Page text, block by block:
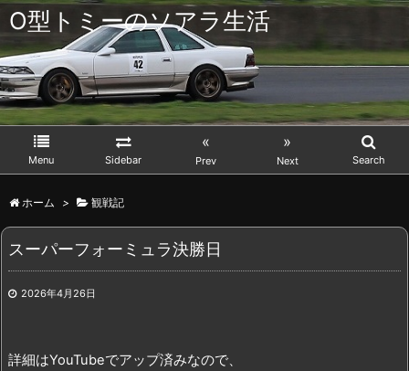
O型トミーのソアラ生活
Menu Sidebar
«
Prev
»
Next Search
ホーム > 観戦記
スーパーフォーミュラ決勝日
2026年4月26日
詳細はYouTubeでアップ済みなので、